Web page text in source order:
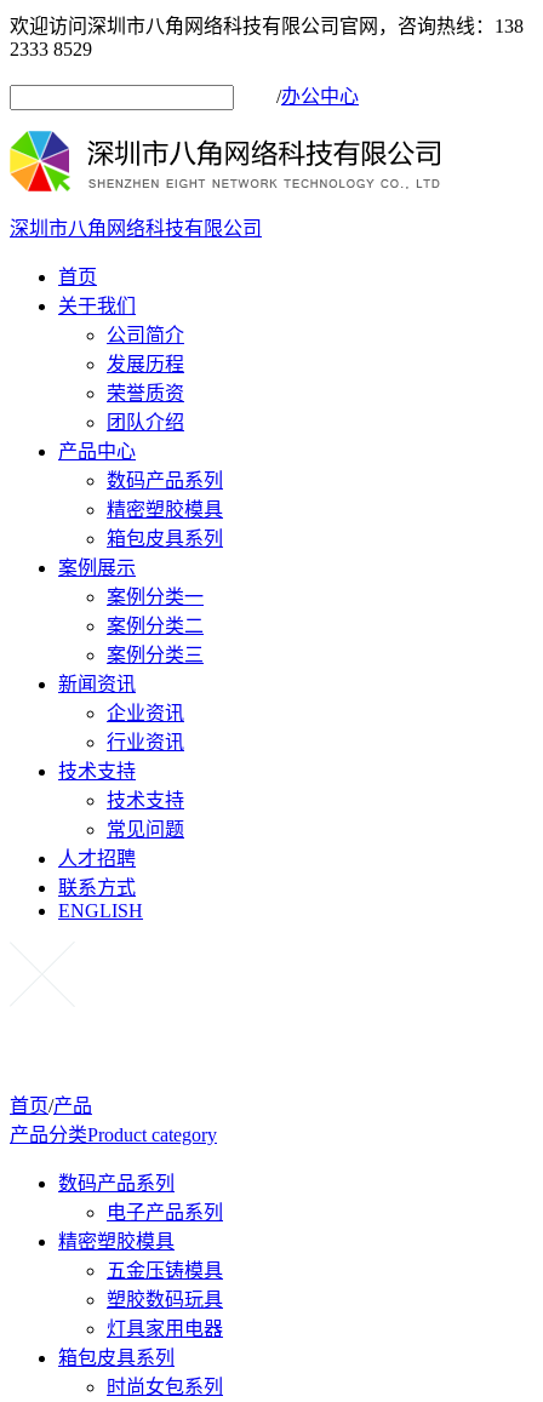
欢迎访问深圳市八角网络科技有限公司官网，咨询热线：138
2333 8529
/办公中心
深圳市八角网络科技有限公司
首页
关于我们
公司简介
发展历程
荣誉质资
团队介绍
产品中心
数码产品系列
精密塑胶模具
箱包皮具系列
案例展示
案例分类一
案例分类二
案例分类三
新闻资讯
企业资讯
行业资讯
技术支持
技术支持
常见问题
人才招聘
联系方式
ENGLISH
首页/产品
产品分类Product category
数码产品系列
电子产品系列
精密塑胶模具
五金压铸模具
塑胶数码玩具
灯具家用电器
箱包皮具系列
时尚女包系列